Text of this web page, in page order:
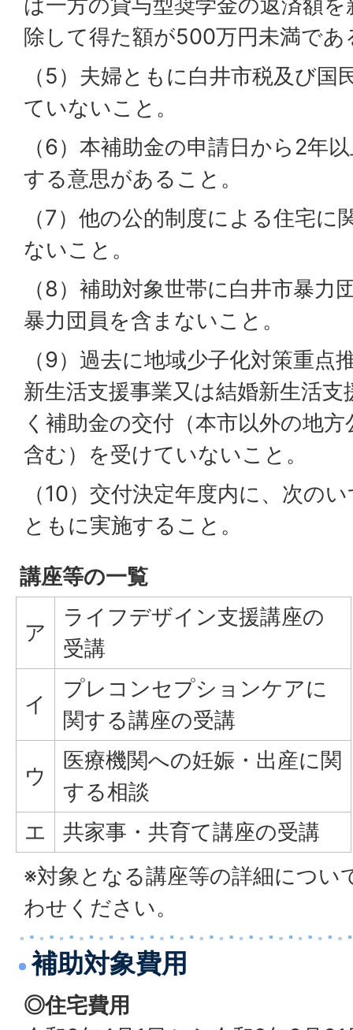
は一方の貸与型奨学金の返済額
除して得た額が500万円未満であ
（5）夫婦ともに白井市税及び国
ていないこと。
（6）本補助金の申請日から2年
する意思があること。
（7）他の公的制度による住宅
ないこと。
（8）補助対象世帯に白井市暴力
暴力団員を含まないこと。
（9）過去に地域少子化対策重点
新生活支援事業又は結婚新生活
く補助金の交付（本市以外の地
含む）を受けていないこと。
（10）交付決定年度内に、次の
ともに実施すること。
講座等の一覧
ア
ライフデザイン支援講座の
受講
イ
プレコンセプションケアに
関する講座の受講
ウ
医療機関への妊娠・出産に関
する相談
エ
共家事・共育て講座の受講
※対象となる講座等の詳細につい
わせください。
補助対象費用
◎住宅費用